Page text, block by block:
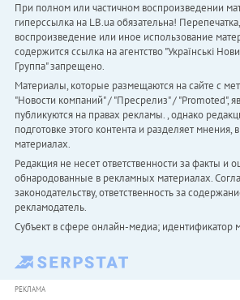
При полном или частичном воспроизведении
гиперссылка на LB.ua обязательна!
воспроизведение или иное использование
содержится ссылка на агентство "Українськi
Группа" запрещено.
Материалы, которые размещаются на сайте с
"Новости компаний" / "Пресрелиз" / "Promoted",
публикуются на правах рекламы. , однако
подготовке этого контента и разделяет мнения,
материалах.
Редакция не несет ответственности за факты и
обнародованные в рекламных материалах.
законодательству, ответственность за
рекламодатель.
Субъект в сфере онлайн-медиа; идентификатор
РЕКЛАМА